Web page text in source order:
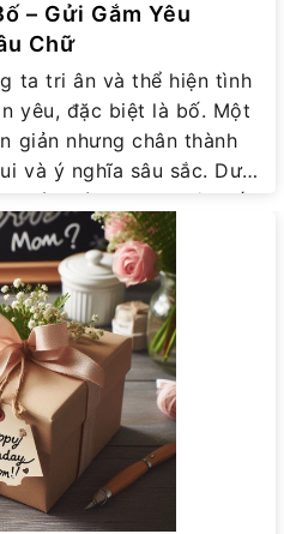
– Gửi Gắm Yêu
Chữ
ta tri ân và thể hiện tình
yêu, đặc biệt là bố. Một
giản nhưng chân thành
và ý nghĩa sâu sắc. Dưới
chúc mừng sinh nhật bố
tỏ cảm xúc một cách
lời chúc sinh nhật bố
nhật bố đầy cảm xúc
yêu quý! Con mong bố
và mãi là người cha
ơn bố vì tất cả những
mình.” “Hôm nay là một
bố thêm một tuổi mới thật
Bố luôn là người anh
yêu bố rất nhiều!” 1.2 Lời